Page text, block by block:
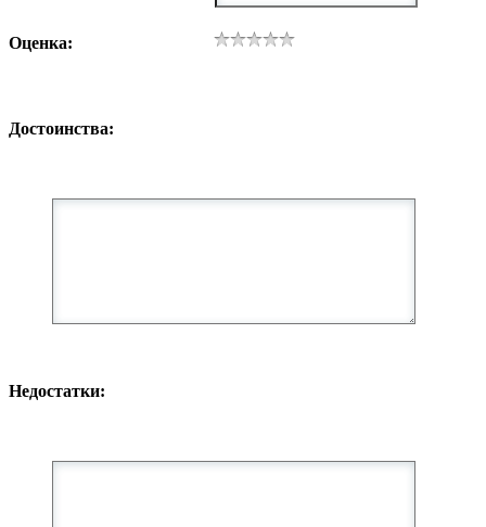
Оценка:
Достоинства:
Недостатки: